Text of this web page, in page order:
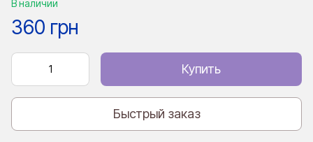
В наличии
360 грн
Купить
Быстрый заказ